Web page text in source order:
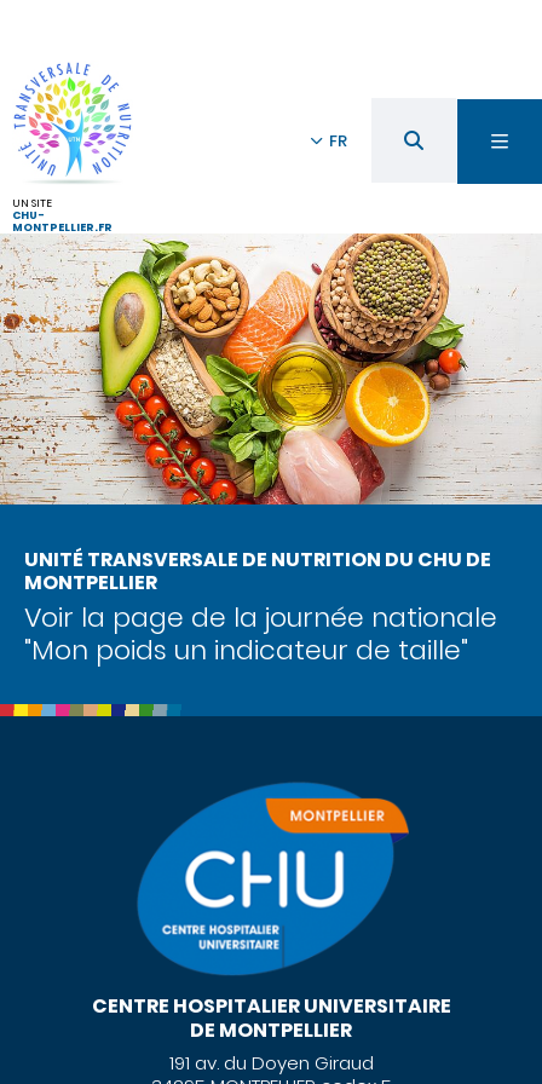
UN SITE
CHU-
MONTPELLIER.FR
FR
UNITÉ TRANSVERSALE DE NUTRITION DU CHU DE
MONTPELLIER
Voir la page de la journée nationale
"Mon poids un indicateur de taille"
CENTRE HOSPITALIER UNIVERSITAIRE
DE MONTPELLIER
191 av. du Doyen Giraud